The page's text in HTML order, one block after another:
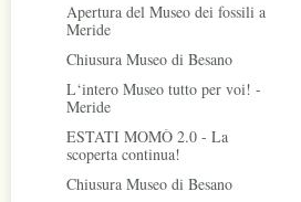
Apertura del Museo dei fossili a
Meride
Chiusura Museo di Besano
L‘intero Museo tutto per voi! -
Meride
ESTATI MOMÒ 2.0 - La
scoperta continua!
Chiusura Museo di Besano